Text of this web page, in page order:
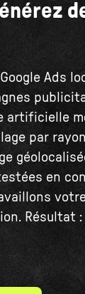
Ads
artificielle
par
en
Résultat